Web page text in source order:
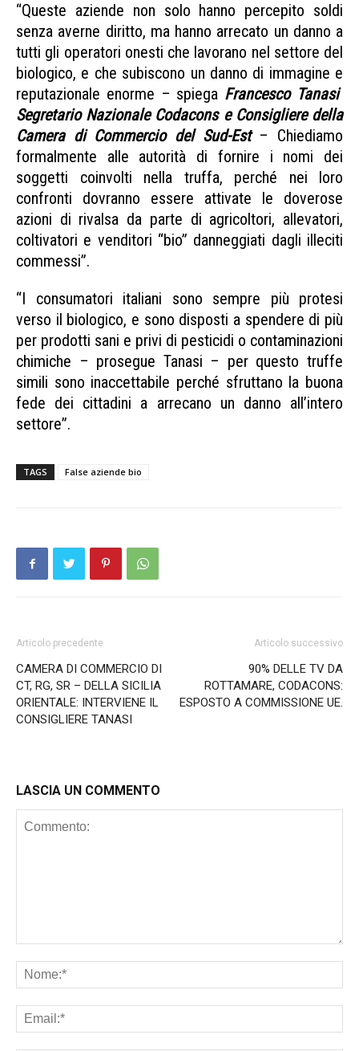
“Queste aziende non solo hanno percepito soldi
senza averne diritto, ma hanno arrecato un danno a
tutti gli operatori onesti che lavorano nel settore del
biologico, e che subiscono un danno di immagine e
reputazionale enorme – spiega Francesco Tanasi
Segretario Nazionale Codacons e Consigliere della
Camera di Commercio del Sud-Est – Chiediamo
formalmente alle autorità di fornire i nomi dei
soggetti coinvolti nella truffa, perché nei loro
confronti dovranno essere attivate le doverose
azioni di rivalsa da parte di agricoltori, allevatori,
coltivatori e venditori “bio” danneggiati dagli illeciti
commessi”.
“I consumatori italiani sono sempre più protesi
verso il biologico, e sono disposti a spendere di più
per prodotti sani e privi di pesticidi o contaminazioni
chimiche – prosegue Tanasi – per questo truffe
simili sono inaccettabile perché sfruttano la buona
fede dei cittadini a arrecano un danno all’intero
settore”.
TAGS False aziende bio
Articolo precedente
CAMERA DI COMMERCIO DI
CT, RG, SR – DELLA SICILIA
ORIENTALE: INTERVIENE IL
CONSIGLIERE TANASI
Articolo successivo
90% DELLE TV DA
ROTTAMARE, CODACONS:
ESPOSTO A COMMISSIONE UE.
LASCIA UN COMMENTO